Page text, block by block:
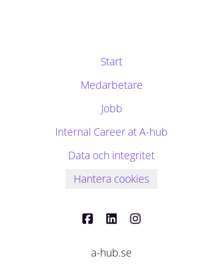
Start
Medarbetare
Jobb
Internal Career at A-hub
Data och integritet
Hantera cookies
a-hub.se